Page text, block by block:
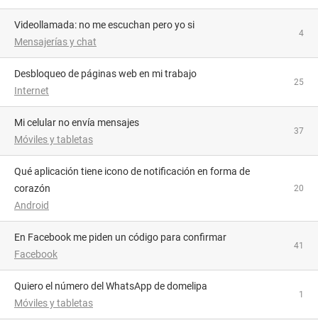
videollamada: no me escuchan pero yo si
Mensajerías y chat
4
Desbloqueo de páginas web en mi trabajo
Internet
25
Mi celular no envía mensajes
Móviles y tabletas
37
Qué aplicación tiene icono de notificación en forma de
corazón
Android
20
En Facebook me piden un código para confirmar
Facebook
41
Quiero el número del WhatsApp de domelipa
Móviles y tabletas
1